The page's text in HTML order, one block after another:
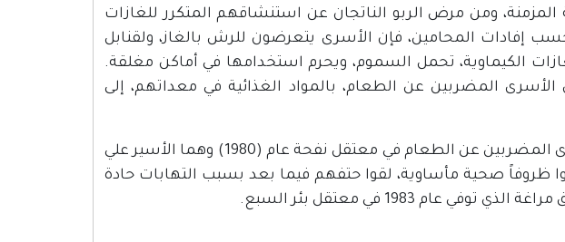
المزمنة، ومن مرض الربو الناتجان عن استنشاقهم المتكرر للغازات
إفادات المحامين، فإن الأسرى يتعرضون للرش بالغاز، ولقنابل
سنوياً، وهذه الغازات الكيماوية، تحمل السموم، ويحرم استخدامها في أماكن مغلقة.
المضربين عن الطعام، بالمواد الغذائية في معداتهم، إلى
هذه العمليات أدت إلى مقتل اثنين من الأسرى المضربين عن الطعام في معتقل نفحة عام (1980) وهما الأسير علي
ظروفاً صحية مأساوية، لقوا حتفهم فيما بعد بسبب التهابات حادة
1983 في معتقل بئر السبع.